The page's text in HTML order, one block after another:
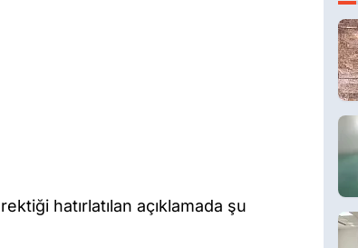
hatırlatılan açıklamada şu